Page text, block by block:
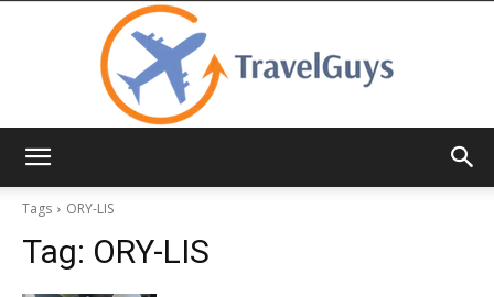
Tags
ORY-LIS
Tag: ORY-LIS